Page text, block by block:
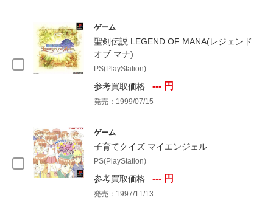
ゲーム
聖剣伝説 LEGEND OF MANA(レジェンド
オブ マナ)
PS(PlayStation)
参考買取価格 --- 円
発売：1999/07/15
ゲーム
子育てクイズ マイエンジェル
PS(PlayStation)
参考買取価格 --- 円
発売：1997/11/13